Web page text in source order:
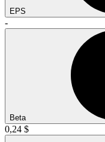
EPS
-
Beta
0,24 $